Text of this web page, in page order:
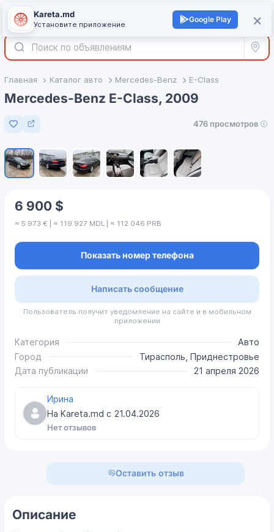
Войти +
Все
Главная Каталог авто Mercedes-Benz E-Class
Mercedes-Benz E-Class, 2009
Добавить в избранное
476 просмотров
6 900 $
≈ 5 973 € | ≈ 119 927 MDL | ≈ 112 046 PRB
Показать номер телефона
Написать сообщение
Пользователь получит уведомление на сайте и в мобильном
приложении
Категория
Авто
Город
Тирасполь, Приднестровье
Дата публикации
21 апреля 2026
Ирина
На Kareta.md с 21.04.2026
Нет отзывов
Оставить отзыв
Описание
×
Kareta.md
Установите приложение
Google Play